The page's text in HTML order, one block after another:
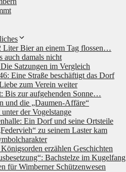
Liter Bier an einem Tag flossen…
auch damals nicht
Satzungen im Vergleich
Eine Straße beschäftigt das Dorf
zum Verein weiter
Bis zur aufgehenden Sonne…
und die „Daumen-Affäre“
der Vogelstange
Ein Dorf und seine Ortsteile
zu seinem Laster kam
erzählen Geschichten
Bachstelze im Kugelfang
für Wimberner Schützenwesen